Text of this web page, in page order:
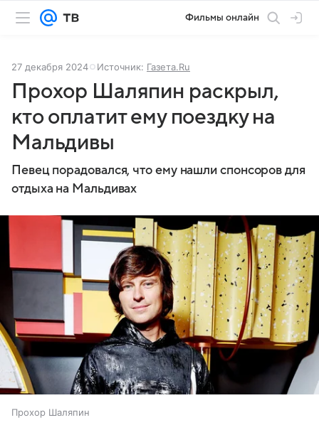
Фильмы онлайн
27 декабря 2024 Источник: Газета.Ru
Прохор Шаляпин раскрыл,
кто оплатит ему поездку на
Мальдивы
Певец порадовался, что ему нашли спонсоров для
отдыха на Мальдивах
Прохор Шаляпин